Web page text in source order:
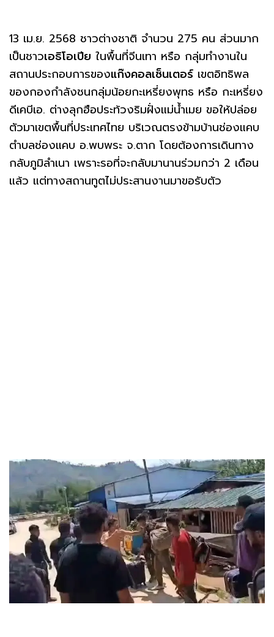
13 เม.ย. 2568 ชาวต่างชาติ จำนวน 275 คน ส่วนมาก
เป็นชาวเอธิโอเปีย ในพื้นที่จีนเทา หรือ กลุ่มทำงานใน
สถานประกอบการของแก๊งคอลเซ็นเตอร์ เขตอิทธิพล
ของกองกำลังชนกลุ่มน้อยกะเหรี่ยงพุทธ หรือ กะเหรี่ยง
ดีเคบีเอ. ต่างลุกฮือประท้วงริมฝั่งแม่น้ำเมย ขอให้ปล่อย
ตัวมาเขตพื้นที่ประเทศไทย บริเวณตรงข้ามบ้านช่องแคบ
ตำบลช่องแคบ อ.พบพระ จ.ตาก โดยต้องการเดินทาง
กลับภูมิลำเนา เพราะรอที่จะกลับมานานร่วมกว่า 2 เดือน
แล้ว แต่ทางสถานทูตไม่ประสานงานมาขอรับตัว